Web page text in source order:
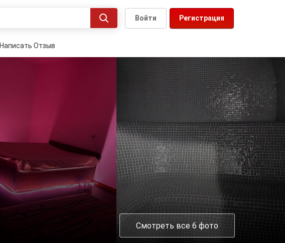
Регистрация
Войти
Написать Отзыв
Смотреть все 6 фото